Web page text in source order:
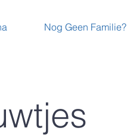
Nog Geen Familie?